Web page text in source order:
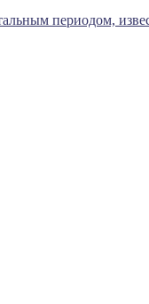
периодом,